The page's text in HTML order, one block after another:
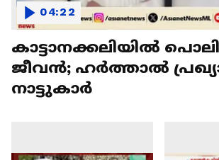
കാട്ടാനക്കലിയിൽ
ജീവൻ; ഹർത്താൽ
നാട്ടുകാർ
04:22